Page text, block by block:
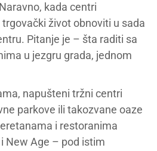
kada centri
život obnoviti u sada
Pitanje je – šta raditi sa
u jezgru grada, jednom
napušteni tržni centri
parkove ili takozvane oaze
i restoranima
New Age – pod istim